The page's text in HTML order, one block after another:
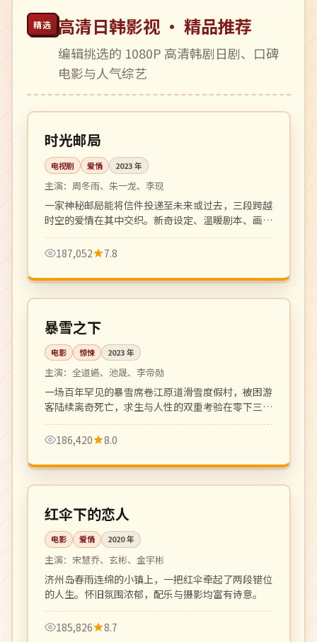
精选 高清日韩影视 · 精品推荐
编辑挑选的 1080P 高清韩剧日剧、口碑
电影与人气综艺
中国
完结
时光邮局
电视剧 爱情 2023年
主演： 周冬雨、朱一龙、李现
一家神秘邮局能将信件投递至未来或过去，三段跨越
时空的爱情在其中交织。新奇设定、温暖剧本、画面
唯美。
187,052
7.8
韩国
院线 118 分钟
暴雪之下
电影 惊悚 2023年
主演： 全道嬿、池晟、李帝勋
一场百年罕见的暴雪席卷江原道滑雪度假村，被困游
客陆续离奇死亡，求生与人性的双重考验在零下三十
度展开。氛围密闭压抑。
186,420
8.0
韩国
高分 113 分钟
红伞下的恋人
电影 爱情 2020年
主演： 宋慧乔、玄彬、金宇彬
济州岛春雨连绵的小镇上，一把红伞牵起了两段错位
的人生。怀旧氛围浓郁，配乐与摄影均富有诗意。
185,826 8.7